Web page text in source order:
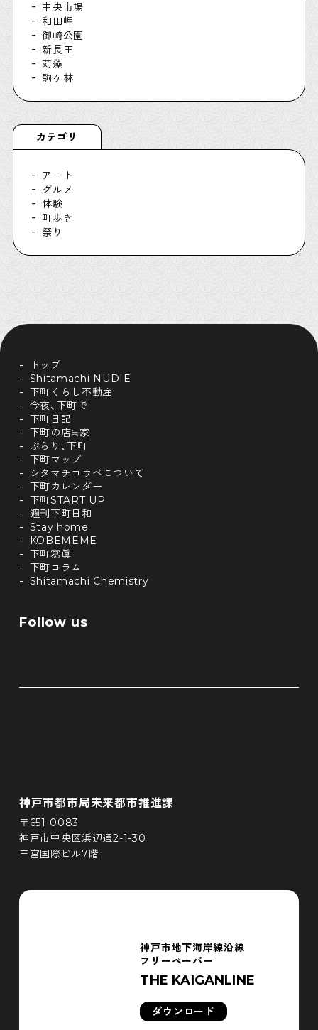
中央市場
和田岬
御崎公園
新長田
苅藻
駒ケ林
カテゴリ
アート
グルメ
体験
町歩き
祭り
トップ
Shitamachi NUDIE
下町くらし不動産
今夜、下町で
下町日記
下町の店≒家
ぶらり、下町
下町マップ
シタマチコウベについて
下町カレンダー
下町START UP
週刊下町日和
Stay home
KOBEMEME
下町寫眞
下町コラム
Shitamachi Chemistry
Follow us
神戸市都市局未来都市推進課
〒651-0083
神戸市中央区浜辺通2-1-30
三宮国際ビル7階
神戸市地下海岸線沿線
フリーペーパー
THE KAIGANLINE
ダウンロード